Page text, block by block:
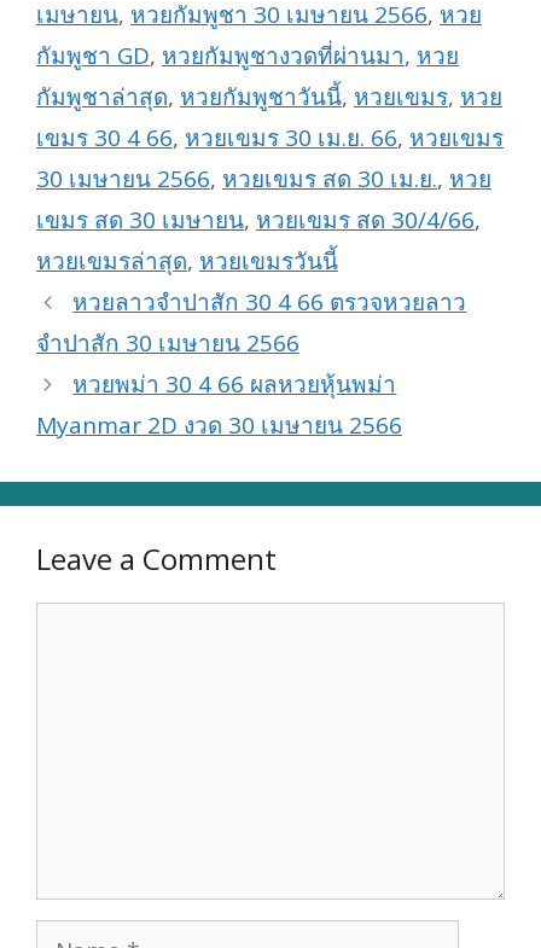
เมษายน, หวยกัมพูชา 30 เมษายน 2566, หวย
กัมพูชา GD, หวยกัมพูชางวดที่ผ่านมา, หวย
กัมพูชาล่าสุด, หวยกัมพูชาวันนี้, หวยเขมร, หวย
เขมร 30 4 66, หวยเขมร 30 เม.ย. 66, หวยเขมร
30 เมษายน 2566, หวยเขมร สด 30 เม.ย., หวย
เขมร สด 30 เมษายน, หวยเขมร สด 30/4/66,
หวยเขมรล่าสุด, หวยเขมรวันนี้
หวยลาวจำปาสัก 30 4 66 ตรวจหวยลาว
จำปาสัก 30 เมษายน 2566
หวยพม่า 30 4 66 ผลหวยหุ้นพม่า
Myanmar 2D งวด 30 เมษายน 2566
Leave a Comment
Name